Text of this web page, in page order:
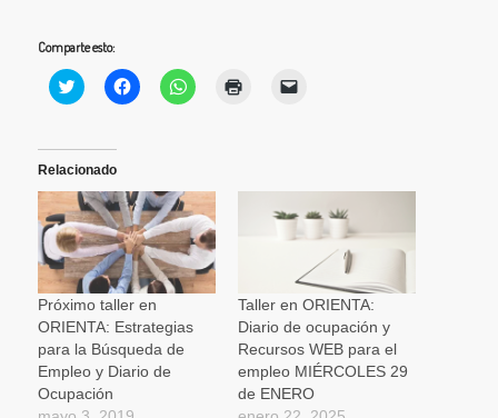
Comparte esto:
Haz
clic
Twitter
(Se
en
una
ventana
nueva)
Haz
clic
en
una
ventana
nueva)
Haz
clic
en
una
ventana
nueva)
nueva) a
amigo
abre
en
una
ventana
nueva)
Relacionado
Próximo taller en
ORIENTA: Estrategias
para la Búsqueda de
Empleo y Diario de
Ocupación
Taller en ORIENTA:
Diario de ocupación y
Recursos WEB para el
empleo MIÉRCOLES 29
de ENERO